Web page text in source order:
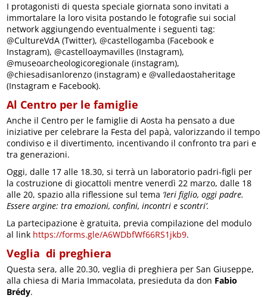
I protagonisti di questa speciale giornata sono invitati a
immortalare la loro visita postando le fotografie sui social
network aggiungendo eventualmente i seguenti tag:
@CultureVdA (Twitter), @castellogamba (Facebook e
Instagram), @castelloaymavilles (Instagram),
@museoarcheologicoregionale (instagram),
@chiesadisanlorenzo (instagram) e @valledaostaheritage
(Instagram e Facebook).
Al Centro per le famiglie
Anche il Centro per le famiglie di Aosta ha pensato a due
iniziative per celebrare la Festa del papà, valorizzando il tempo
condiviso e il divertimento, incentivando il confronto tra pari e
tra generazioni.
Oggi, dalle 17 alle 18.30, si terrà un laboratorio padri-figli per
la costruzione di giocattoli mentre venerdì 22 marzo, dalle 18
alle 20, spazio alla riflessione sul tema ‘Ieri figlio, oggi padre.
Essere argine: tra emozioni, confini, incontri e scontri’.
La partecipazione è gratuita, previa compilazione del modulo
al link https://forms.gle/A6WDbfWf66RS1jkb9.
Veglia di preghiera
Questa sera, alle 20.30, veglia di preghiera per San Giuseppe,
alla chiesa di Maria Immacolata, presieduta da don Fabio
Brédy.